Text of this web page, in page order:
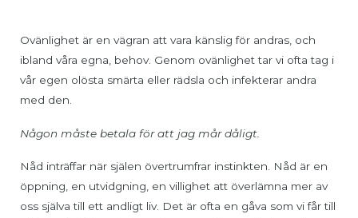
Ovänlighet är en vägran att vara känslig för andras, och
ibland våra egna, behov. Genom ovänlighet tar vi ofta tag i
vår egen olösta smärta eller rädsla och infekterar andra
med den.
Någon måste betala för att jag mår dåligt.
Nåd inträffar när själen övertrumfrar instinkten. Nåd är en
öppning, en utvidgning, en villighet att överlämna mer av
oss själva till ett andligt liv. Det är ofta en gåva som vi får till